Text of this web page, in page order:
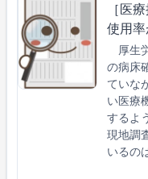
［医
使用
厚生
の病床
ていな
い医療
するよ
現地調
いるの